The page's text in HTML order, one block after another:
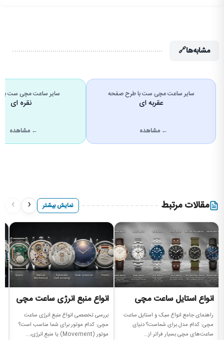
مشابه‌ها🔗
سایر ساعت مچی ست با طرح صفحه
عقربه ای
← مشاهده
سایر ساعت مچی ست با
نقره ای
← مشاهده
مقالات مرتبط نمایش بیشتر ‹
›
انواع استایل ساعت مچی
راهنمای جامع انواع سبک و استایل ساعت
مچی: کدام مدل برای شماست؟ دنیای
ساعت‌های مچی بسیار فراتر از...
انواع منبع انرژی ساعت مچی
بررسی تخصصی انواع منبع انرژی ساعت
مچی: کدام موتور برای شما مناسب است؟
موتور (Movement) یا منبع انرژی،...